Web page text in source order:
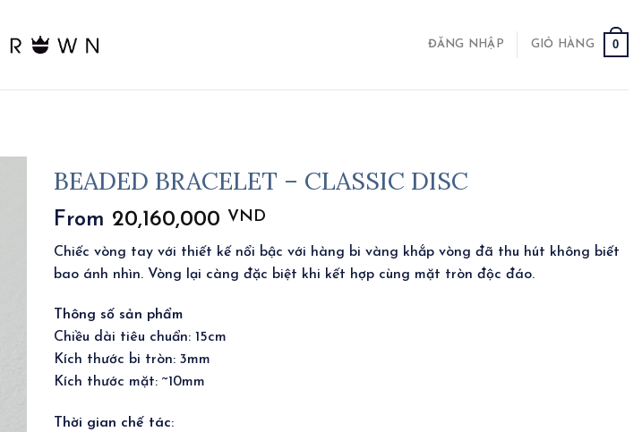
ĐĂNG NHẬP GIỎ HÀNG 0
BEADED BRACELET – CLASSIC DISC
From 20,160,000 VND
Chiếc vòng tay với thiết kế nổi bậc với hàng bi vàng khắp vòng đã thu hút không biết
bao ánh nhìn. Vòng lại càng đặc biệt khi kết hợp cùng mặt tròn độc đáo.
Thông số sản phẩm
Chiều dài tiêu chuẩn: 15cm
Kích thước bi tròn: 3mm
Kích thước mặt: ~10mm
Thời gian chế tác: